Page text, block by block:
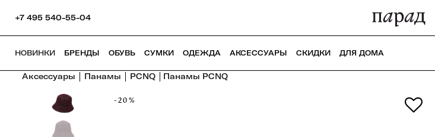
+7 495 540-55-04
НОВИНКИ БРЕНДЫ ОБУВЬ СУМКИ ОДЕЖДА АКСЕССУАРЫ СКИДКИ ДЛЯ ДОМА
Аксессуары Панамы PCNQ Панамы PCNQ
-20%